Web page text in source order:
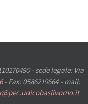
- sede legale: Via
- Fax: 0586219664 - mail: